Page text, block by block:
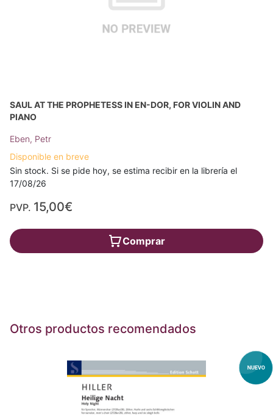
SAUL AT THE PROPHETESS IN EN-DOR, FOR VIOLIN AND
PIANO
Eben, Petr
Disponible en breve
Sin stock. Si se pide hoy, se estima recibir en la librería el
17/08/26
PVP. 15,00€
Comprar
Otros productos recomendados